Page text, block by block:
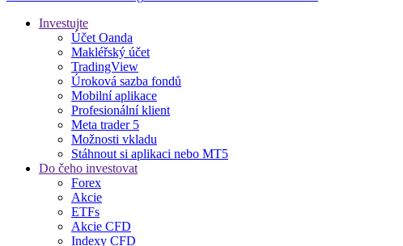
Investujte
Účet Oanda
Makléřský účet
TradingView
Úroková sazba fondů
Mobilní aplikace
Profesionální klient
Meta trader 5
Možnosti vkladu
Stáhnout si aplikaci nebo MT5
Do čeho investovat
Forex
Akcie
ETFs
Akcie CFD
Indexy CFD